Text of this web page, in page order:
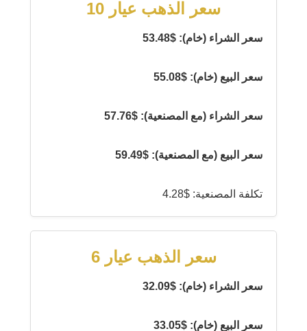
سعر الذهب عيار 10
سعر الشراء (خام): $53.48
سعر البيع (خام): $55.08
سعر الشراء (مع المصنعية): $57.76
سعر البيع (مع المصنعية): $59.49
تكلفة المصنعية: $4.28
سعر الذهب عيار 6
سعر الشراء (خام): $32.09
سعر البيع (خام): $33.05